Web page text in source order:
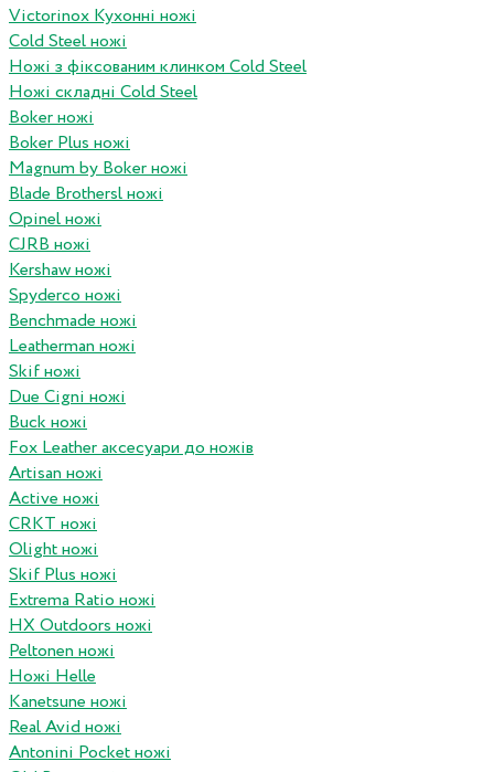
Victorinox Кухонні ножі
Cold Steel ножі
Ножі з фіксованим клинком Cold Steel
Ножі складні Cold Steel
Boker ножі
Boker Plus ножі
Magnum by Boker ножі
Blade Brothersl ножі
Opinel ножі
CJRB ножі
Kershaw ножі
Spyderco ножі
Benchmade ножі
Leatherman ножі
Skif ножі
Due Cigni ножі
Buck ножі
Fox Leather аксесуари до ножів
Artisan ножі
Active ножі
CRKT ножі
Olight ножі
Skif Plus ножі
Extrema Ratio ножі
HX Outdoors ножі
Peltonen ножі
Ножі Helle
Kanetsune ножі
Real Avid ножі
Antonini Pocket ножі